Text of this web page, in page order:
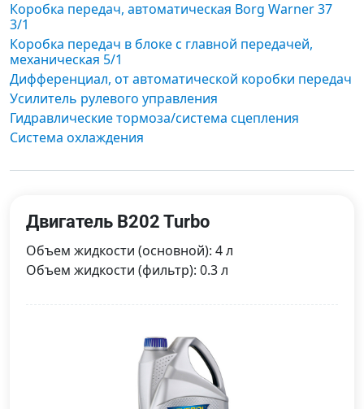
Коробка передач, автоматическая Borg Warner 37
3/1
Коробка передач в блоке с главной передачей,
механическая 5/1
Дифференциал, от автоматической коробки передач
Усилитель рулевого управления
Гидравлические тормоза/система сцепления
Система охлаждения
Двигатель B202 Turbo
Объем жидкости (основной): 4 л
Объем жидкости (фильтр): 0.3 л